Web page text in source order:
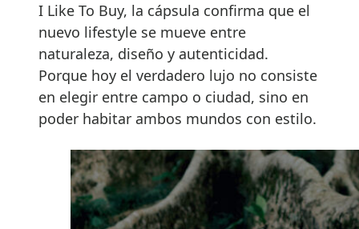
I Like To Buy, la cápsula confirma que el
nuevo lifestyle se mueve entre
naturaleza, diseño y autenticidad.
Porque hoy el verdadero lujo no consiste
en elegir entre campo o ciudad, sino en
poder habitar ambos mundos con estilo.